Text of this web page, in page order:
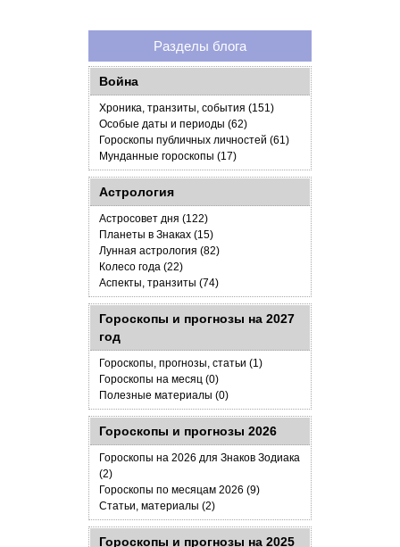
Разделы блога
Война
Хроника, транзиты, события (151)
Особые даты и периоды (62)
Гороскопы публичных личностей (61)
Мунданные гороскопы (17)
Астрология
Астросовет дня (122)
Планеты в Знаках (15)
Лунная астрология (82)
Колесо года (22)
Аспекты, транзиты (74)
Гороскопы и прогнозы на 2027
год
Гороскопы, прогнозы, статьи (1)
Гороскопы на месяц (0)
Полезные материалы (0)
Гороскопы и прогнозы 2026
Гороскопы на 2026 для Знаков Зодиака
(2)
Гороскопы по месяцам 2026 (9)
Статьи, материалы (2)
Гороскопы и прогнозы на 2025